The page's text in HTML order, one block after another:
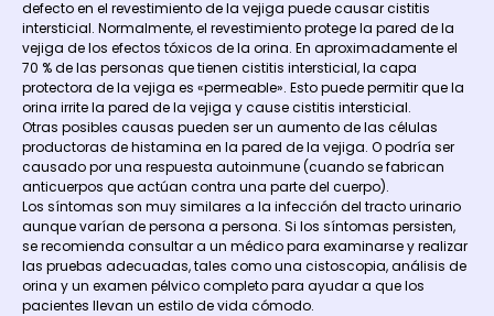
defecto en el revestimiento de la vejiga puede causar cistitis
intersticial. Normalmente, el revestimiento protege la pared de la
vejiga de los efectos tóxicos de la orina. En aproximadamente el
70 % de las personas que tienen cistitis intersticial, la capa
protectora de la vejiga es «permeable». Esto puede permitir que la
orina irrite la pared de la vejiga y cause cistitis intersticial.
Otras posibles causas pueden ser un aumento de las células
productoras de histamina en la pared de la vejiga. O podría ser
causado por una respuesta autoinmune (cuando se fabrican
anticuerpos que actúan contra una parte del cuerpo).
Los síntomas son muy similares a la infección del tracto urinario
aunque varían de persona a persona. Si los síntomas persisten,
se recomienda consultar a un médico para examinarse y realizar
las pruebas adecuadas, tales como una cistoscopia, análisis de
orina y un examen pélvico completo para ayudar a que los
pacientes llevan un estilo de vida cómodo.